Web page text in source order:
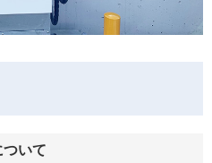
いて